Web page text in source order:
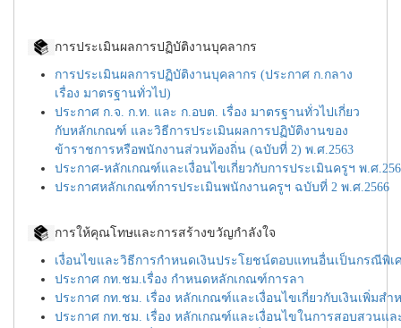
การประเมินผลการปฏิบัติงานบุคลากร
การประเมินผลการปฏิบัติงานบุคลากร (ประกาศ ก.กลาง
เรื่อง มาตรฐานทั่วไป)
ประกาศ ก.จ. ก.ท. และ ก.อบต. เรื่อง มาตรฐานทั่วไปเกี่ยว
กับหลักเกณฑ์ และวิธีการประเมินผลการปฏิบัติงานของ
ข้าราชการหรือพนักงานส่วนท้องถิ่น (ฉบับที่ 2) พ.ศ.2563
ประกาศ-หลักเกณฑ์และเงื่อนไขเกี่ยวกับการประเมินครูฯ พ.ศ
ประกาศหลักเกณฑ์การประเมินพนักงานครูฯ ฉบับที่ 2 พ.ศ.2566
การให้คุณโทษและการสร้างขวัญกำลังใจ
เงื่อนไขและวิธีการกำหนดเงินประโยชน์ตอบแทนอื่นเป็นกรณีพิเ
ประกาศ กท.ชม.เรื่อง กำหนดหลักเกณฑ์การลา
ประกาศ กท.ชม. เรื่อง หลักเกณฑ์และเงื่อนไขเกี่ยวกับเงินเพิ่มส
ประกาศ กท.ชม. เรื่อง หลักเกณฑ์และเงื่อนไขในการสอบสวนแล